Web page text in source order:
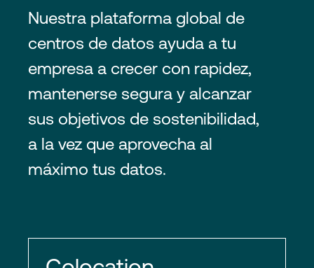
Nuestra plataforma global de
centros de datos ayuda a tu
empresa a crecer con rapidez,
mantenerse segura y alcanzar
sus objetivos de sostenibilidad,
a la vez que aprovecha al
máximo tus datos.